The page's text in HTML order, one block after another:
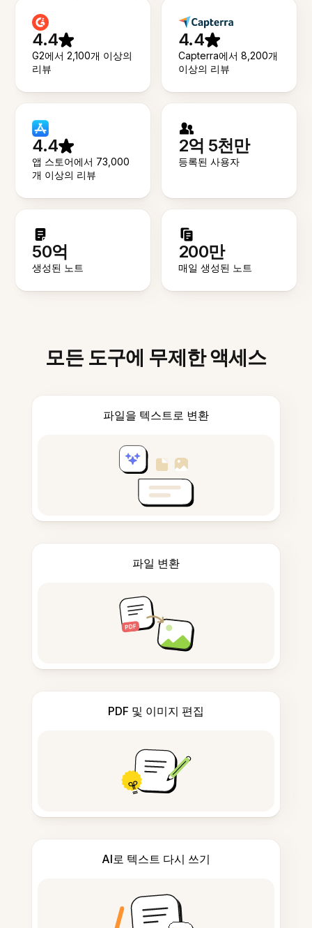
4.4
G2에서 2,100개 이상의
리뷰
4.4
Capterra에서 8,200개
이상의 리뷰
4.4
앱 스토어에서 73,000
개 이상의 리뷰
2억 5천만
등록된 사용자
50억
생성된 노트
200만
매일 생성된 노트
모든 도구에 무제한 액세스
파일을 텍스트로 변환
파일 변환
PDF 및 이미지 편집
AI로 텍스트 다시 쓰기